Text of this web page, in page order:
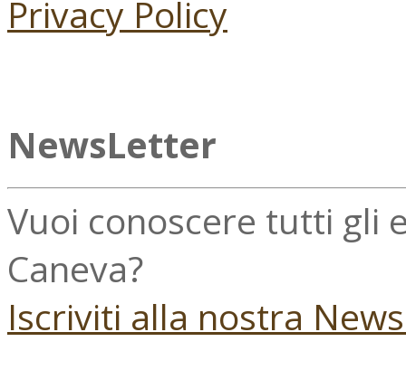
Privacy Policy
NewsLetter
Vuoi conoscere tutti gli
Caneva?
Iscriviti alla nostra